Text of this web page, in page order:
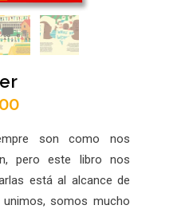
El
actual
es:
S/75.00.
son como nos
pero este libro nos
está al alcance de
somos mucho